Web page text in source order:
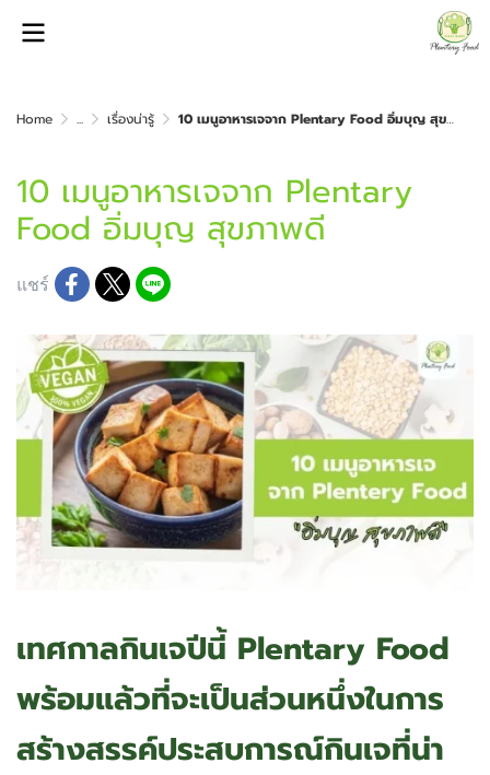
Home ... เรื่องน่ารู้ 10 เมนูอาหารเจจาก Plentary Food อิ่มบุญ สุขภาพดี
10 เมนูอาหารเจจาก Plentary
Food อิ่มบุญ สุขภาพดี
แชร์
เทศกาลกินเจปีนี้ Plentary Food
พร้อมแล้วที่จะเป็นส่วนหนึ่งในการ
สร้างสรรค์ประสบการณ์กินเจที่น่า